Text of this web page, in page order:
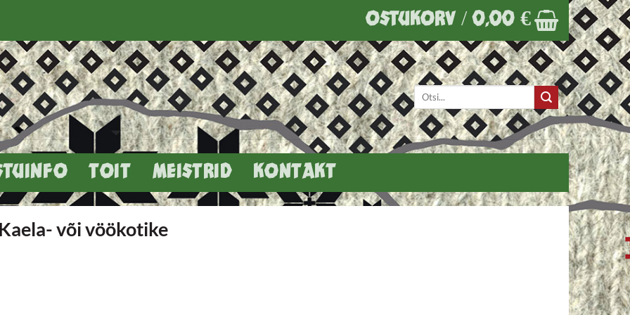
OSTUKORV /0,00 €
Otsi:
TOIT MEISTRID KONTAKT
Kaela- või vöökotike